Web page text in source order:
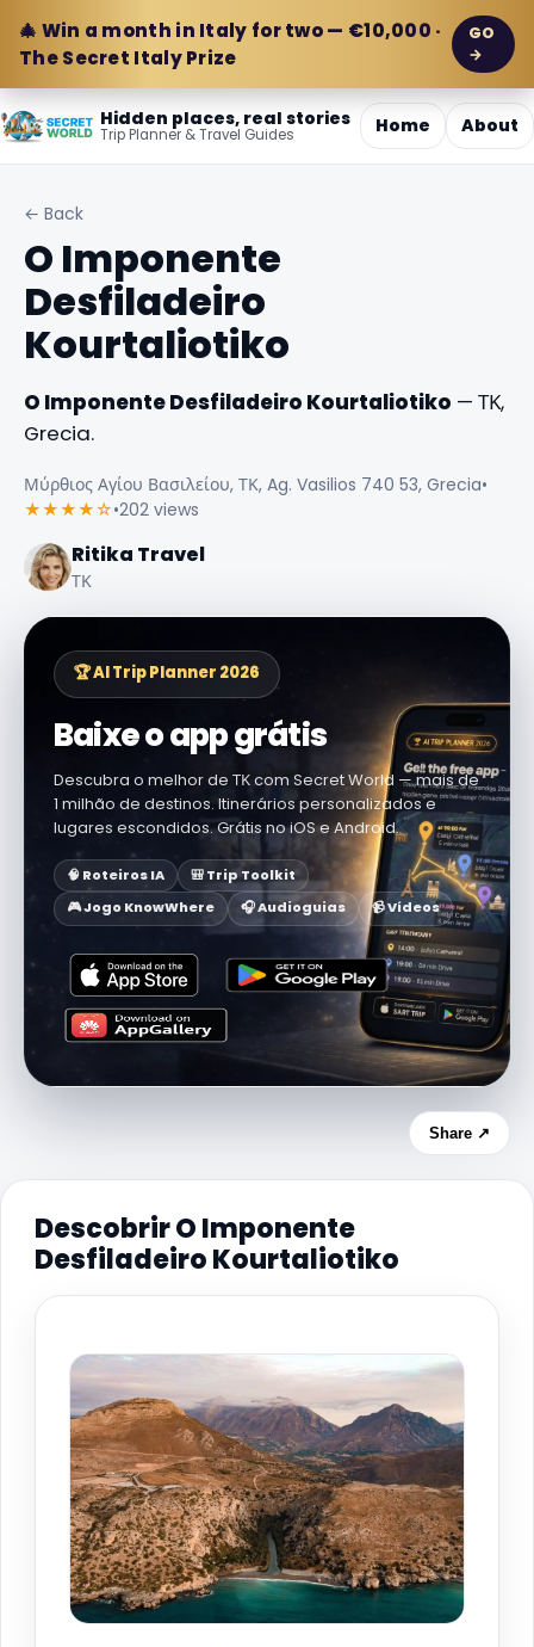
🎄 Win a month in Italy for two — €10,000 ·
The Secret Italy Prize
GO
→
Hidden places, real stories
Trip Planner & Travel Guides Home About
← Back
O Imponente
Desfiladeiro
Kourtaliotiko
O Imponente Desfiladeiro Kourtaliotiko — ΤΚ,
Grecia.
Μύρθιος Αγίου Βασιλείου, ΤΚ, Ag. Vasilios 740 53, Grecia•
★★★★☆•202 views
Ritika Travel
ΤΚ
🏆 AI Trip Planner 2026
Baixe o app grátis
Descubra o melhor de ΤΚ com Secret World — mais de
1 milhão de destinos. Itinerários personalizados e
lugares escondidos. Grátis no iOS e Android.
🧠 Roteiros IA
🎒 Trip Toolkit
🎮 Jogo KnowWhere
🎧 Audioguias 📹 Vídeos
Share ↗
Descobrir O Imponente
Desfiladeiro Kourtaliotiko